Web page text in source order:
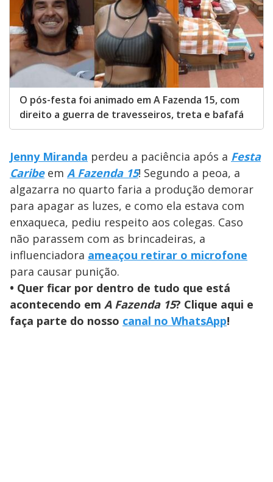
O pós-festa foi animado em A Fazenda 15, com
direito a guerra de travesseiros, treta e bafafá
Jenny Miranda perdeu a paciência após a Festa
Caribeem A Fazenda 15! Segundo a peoa, a
algazarra no quarto faria a produção demorar
para apagar as luzes, e como ela estava com
enxaqueca, pediu respeito aos colegas. Caso
não parassem com as brincadeiras, a
influenciadora ameaçou retirar o microfone
para causar punição.
• Quer ficar por dentro de tudo que está
acontecendo em A Fazenda 15? Clique aqui e
faça parte do nosso canal no WhatsApp!